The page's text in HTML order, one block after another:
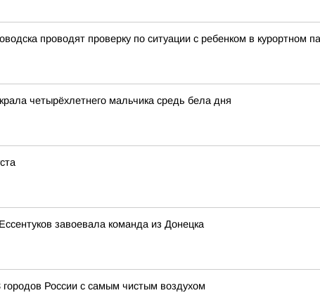
проводят проверку по ситуации с ребенком в курортном
четырёхлетнего мальчика средь бела дня
завоевала команда из Донецка
России с самым чистым воздухом